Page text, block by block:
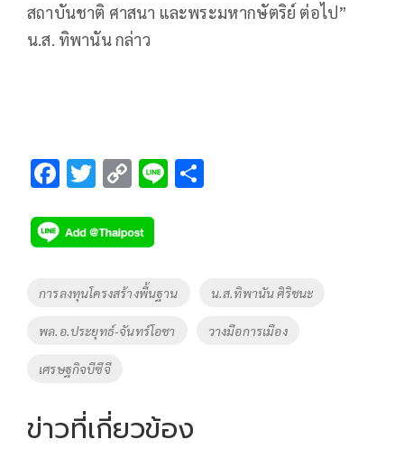
สถาบันชาติ ศาสนา และพระมหากษัตริย์ ต่อไป”
น.ส. ทิพานัน กล่าว
F
e
b
o
k
T
tt
er
C
p
y
Li
n
k
Li
Tags
การลงทุนโครงสร้างพื้นฐาน น.ส.ทิพานัน ศิริชนะ
พล.อ.ประยุทธ์-จันทร์โอชา วางมือการเมือง
เศรษฐกิจบีซีจี
ข่าวที่เกี่ยวข้อง